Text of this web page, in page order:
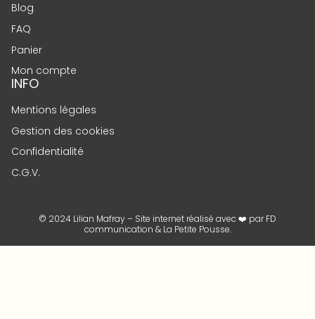
Blog
FAQ
Panier
Mon compte
INFO
Mentions légales
Gestion des cookies
Confidentialité
C.G.V.
© 2024 Lilian Mafray – Site internet réalisé avec ❤️ parFD
communication & La Petite Pousse.